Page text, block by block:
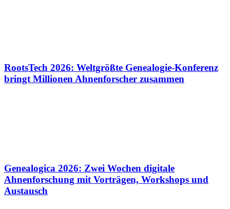
RootsTech 2026: Weltgrößte Genealogie-Konferenz
bringt Millionen Ahnenforscher zusammen
Genealogica 2026: Zwei Wochen digitale
Ahnenforschung mit Vorträgen, Workshops und
Austausch